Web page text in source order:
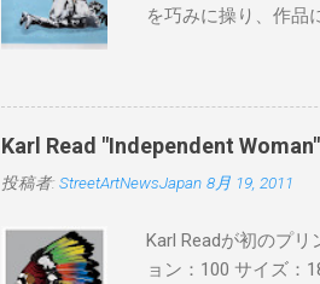
を巧みに操り、作品
BLUE/MINT
550mm 価格：
Karl Read "Independent
投稿者: StreetArtNewsJapan 8月 19, 2011
Karl Readが初のプ
ョン：100 サイズ：